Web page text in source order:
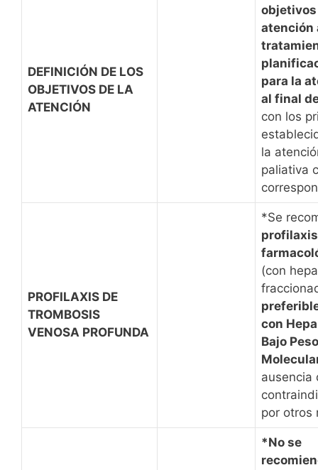
DEFINICIÓN DE LOS
OBJETIVOS DE LA
ATENCIÓN
objetivos
atención
para la
al final
con los
la
paliativa
PROFILAXIS DE
TROMBOSIS
VENOSA PROFUNDA
*Se
profilaxis
(con
con
Bajo Peso
ausencia
por otros
*No se